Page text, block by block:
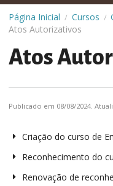
Página Inicial / Cursos /
Atos Autorizativos
Atos
Publicado em 08/08/2024.
Criação do curso de
Reconhecimento do
Renovação de